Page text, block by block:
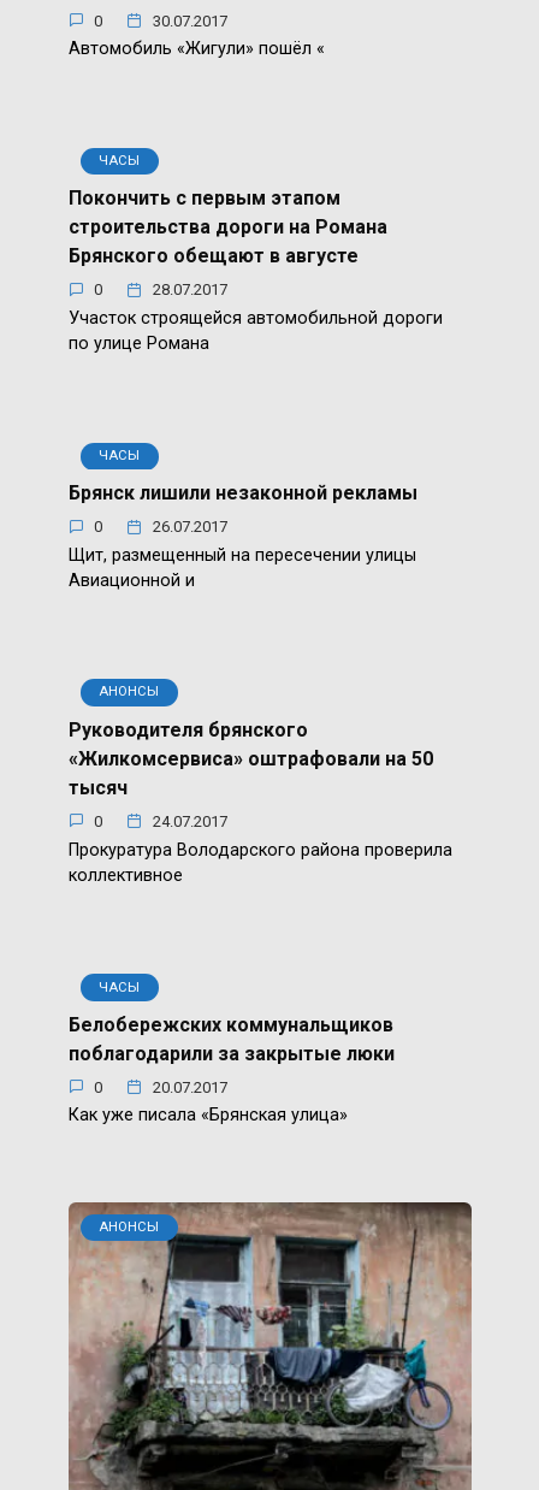
0 30.07.2017
Автомобиль «Жигули» пошёл «
ЧАСЫ
Покончить с первым этапом
строительства дороги на Романа
Брянского обещают в августе
0 28.07.2017
Участок строящейся автомобильной дороги
по улице Романа
ЧАСЫ
Брянск лишили незаконной рекламы
0 26.07.2017
Щит, размещенный на пересечении улицы
Авиационной и
АНОНСЫ
Руководителя брянского
«Жилкомсервиса» оштрафовали на 50
тысяч
0 24.07.2017
Прокуратура Володарского района проверила
коллективное
ЧАСЫ
Белобережских коммунальщиков
поблагодарили за закрытые люки
0 20.07.2017
Как уже писала «Брянская улица»
АНОНСЫ